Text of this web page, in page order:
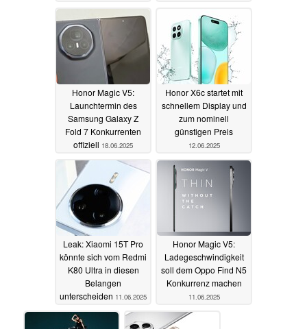
Honor Magic V5:
Launchtermin des
Samsung Galaxy Z
Fold 7 Konkurrenten
offiziell 18.06.2025
Honor X6c startet mit
schnellem Display und
zum nominell
günstigen Preis
12.06.2025
Leak: Xiaomi 15T Pro
könnte sich vom Redmi
K80 Ultra in diesen
Belangen
unterscheiden 11.06.2025
Honor Magic V5:
Ladegeschwindigkeit
soll dem Oppo Find N5
Konkurrenz machen
11.06.2025